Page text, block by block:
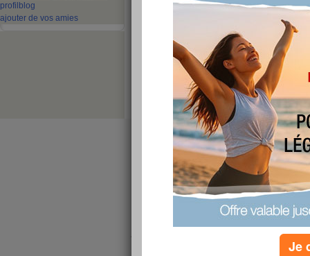
profil blog
ajouter de vos amies
whouai!!!!!!!!!!! le
déjà la moitié de
envolée .......
publié le 08/10/2008 à 22:29
et oui en un clignement de
boulot, sports,régime et
.................c'est quand même
mac do, dodo!!!!!!!!!!!!!!!!!!!
bon avec tout ça pas
faire despapouilles et bizouilles
pense beaucoup à vous!
je vous ai préparé une
de mon nouveau cours le
Je